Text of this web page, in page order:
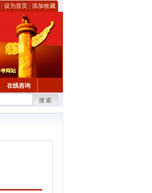
设为首页 添加收藏
在线咨询
搜索